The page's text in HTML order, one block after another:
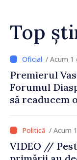
Top
/
CNAS a
familiile cu
temporară de
/ Acum
VIDEO //